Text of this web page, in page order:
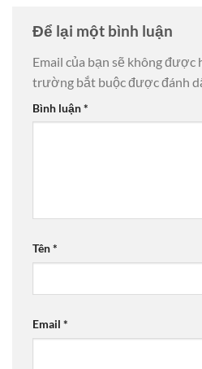
Để lại một bình luận
Email của bạn sẽ không được
trường bắt buộc được đánh
Bình luận*
Tên*
Email *